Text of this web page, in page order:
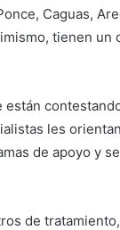
Caguas,
tienen un
les
de apoyo y
de